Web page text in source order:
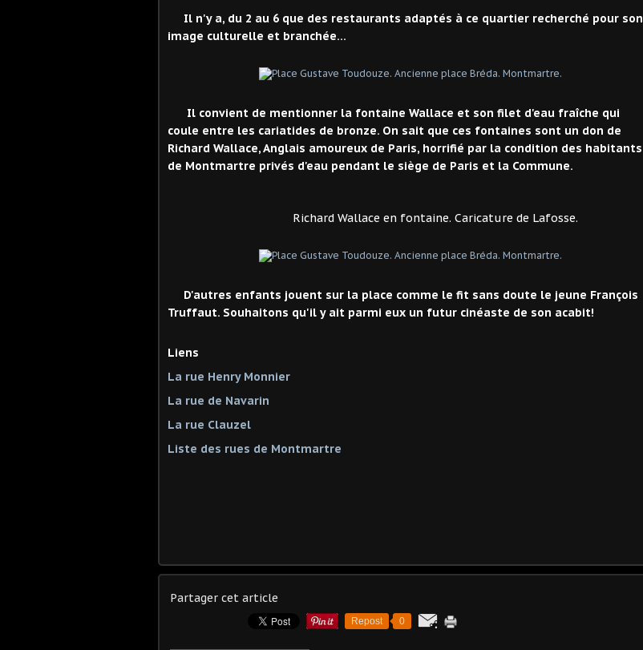
Il n'y a, du 2 au 6 que des restaurants adaptés à ce quartier recherché pour son
image culturelle et branchée…
Il convient de mentionner la fontaine Wallace et son filet d'eau fraîche qui
coule entre les cariatides de bronze. On sait que ces fontaines sont un don de
Richard Wallace, Anglais amoureux de Paris, horrifié par la condition des habitants
de Montmartre privés d'eau pendant le siège de Paris et la Commune.
Richard Wallace en fontaine. Caricature de Lafosse.
D'autres enfants jouent sur la place comme le fit sans doute le jeune François
Truffaut. Souhaitons qu'il y ait parmi eux un futur cinéaste de son acabit!
Liens
La rue Henry Monnier
La rue de Navarin
La rue Clauzel
Liste des rues de Montmartre
Partager cet article
Repost 0